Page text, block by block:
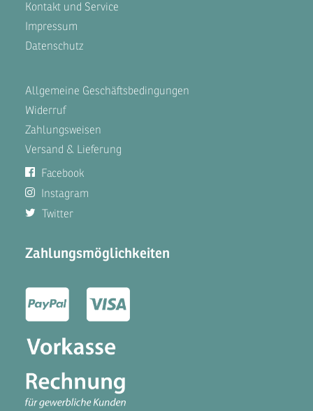
Kontakt und Service
Impressum
Datenschutz
Allgemeine Geschäftsbedingungen
Widerruf
Zahlungsweisen
Versand & Lieferung
Facebook
Instagram
Twitter
Zahlungsmöglichkeiten